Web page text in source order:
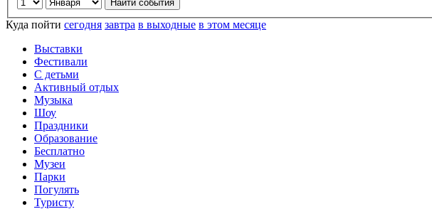
Куда пойти сегодня завтра в выходные в этом месяце
Выставки
Фестивали
С детьми
Активный отдых
Музыка
Шоу
Праздники
Образование
Бесплатно
Музеи
Парки
Погулять
Туристу